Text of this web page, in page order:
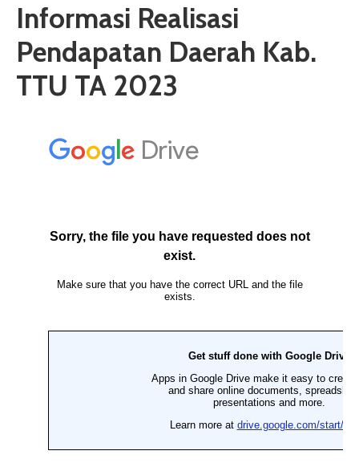
Informasi Realisasi
Pendapatan Daerah Kab.
TTU TA 2023